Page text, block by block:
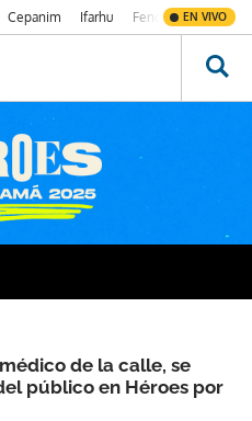
Cepanim Ifarhu Fenómeno de El
EN VIVO
2025
de la calle, se
público en Héroes por